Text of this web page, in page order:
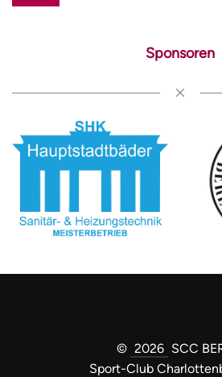
Sponsoren
© 2026 SCC
Sport-Club